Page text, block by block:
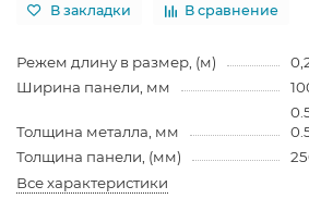
В закладки В сравнение
Режем длину в размер, (м)
Ширина панели, мм
Толщина металла, мм
Толщина панели, (мм)
Все характеристики